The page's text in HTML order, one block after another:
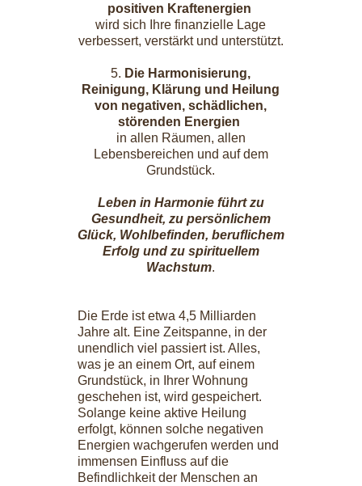
positiven Kraftenergien
wird sich Ihre finanzielle Lage
verbessert, verstärkt und unterstützt.
5. Die Harmonisierung,
Reinigung, Klärung und Heilung
von negativen, schädlichen,
störenden Energien
in allen Räumen, allen
Lebensbereichen und auf dem
Grundstück.
Leben in Harmonie führt zu
Gesundheit, zu persönlichem
Glück, Wohlbefinden, beruflichem
Erfolg und zu spirituellem
Wachstum.
Die Erde ist etwa 4,5 Milliarden
Jahre alt. Eine Zeitspanne, in der
unendlich viel passiert ist. Alles,
was je an einem Ort, auf einem
Grundstück, in Ihrer Wohnung
geschehen ist, wird gespeichert.
Solange keine aktive Heilung
erfolgt, können solche negativen
Energien wachgerufen werden und
immensen Einfluss auf die
Befindlichkeit der Menschen an